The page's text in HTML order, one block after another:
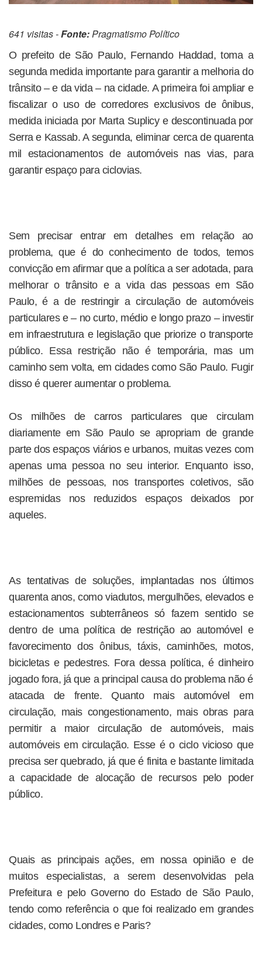
641 visitas -Fonte:Pragmatismo Político
O prefeito de São Paulo, Fernando Haddad, toma a
segunda medida importante para garantir a melhoria do
trânsito – e da vida – na cidade. A primeira foi ampliar e
fiscalizar o uso de corredores exclusivos de ônibus,
medida iniciada por Marta Suplicy e descontinuada por
Serra e Kassab. A segunda, eliminar cerca de quarenta
mil estacionamentos de automóveis nas vias, para
garantir espaço para ciclovias.
Sem precisar entrar em detalhes em relação ao
problema, que é do conhecimento de todos, temos
convicção em afirmar que a política a ser adotada, para
melhorar o trânsito e a vida das pessoas em São
Paulo, é a de restringir a circulação de automóveis
particulares e – no curto, médio e longo prazo – investir
em infraestrutura e legislação que priorize o transporte
público. Essa restrição não é temporária, mas um
caminho sem volta, em cidades como São Paulo. Fugir
disso é querer aumentar o problema.
Os milhões de carros particulares que circulam
diariamente em São Paulo se apropriam de grande
parte dos espaços viários e urbanos, muitas vezes com
apenas uma pessoa no seu interior. Enquanto isso,
milhões de pessoas, nos transportes coletivos, são
espremidas nos reduzidos espaços deixados por
aqueles.
As tentativas de soluções, implantadas nos últimos
quarenta anos, como viadutos, mergulhões, elevados e
estacionamentos subterrâneos só fazem sentido se
dentro de uma política de restrição ao automóvel e
favorecimento dos ônibus, táxis, caminhões, motos,
bicicletas e pedestres. Fora dessa política, é dinheiro
jogado fora, já que a principal causa do problema não é
atacada de frente. Quanto mais automóvel em
circulação, mais congestionamento, mais obras para
permitir a maior circulação de automóveis, mais
automóveis em circulação. Esse é o ciclo vicioso que
precisa ser quebrado, já que é finita e bastante limitada
a capacidade de alocação de recursos pelo poder
público.
Quais as principais ações, em nossa opinião e de
muitos especialistas, a serem desenvolvidas pela
Prefeitura e pelo Governo do Estado de São Paulo,
tendo como referência o que foi realizado em grandes
cidades, como Londres e Paris?